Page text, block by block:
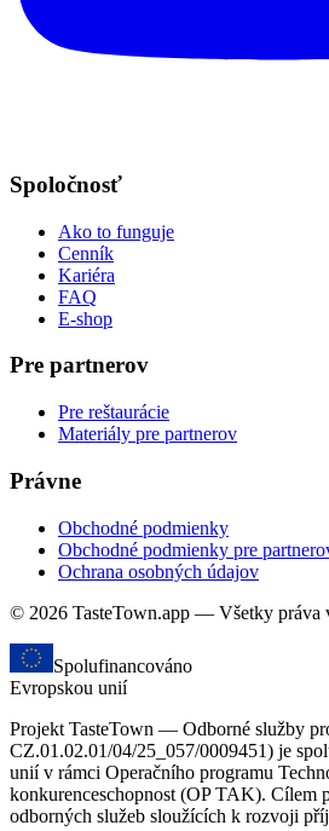
Spoločnosť
Ako to funguje
Cenník
Kariéra
FAQ
E-shop
Pre partnerov
Pre reštaurácie
Materiály pre partnerov
Právne
Obchodné podmienky
Obchodné podmienky pre
Ochrana osobných údajov
© 2026 TasteTown.app — Všetky práva
Spolufinancováno
Evropskou unií
Projekt TasteTown — Odborné služby
CZ.01.02.01/04/25_057/0009451) je
unií v rámci Operačního programu
konkurenceschopnost (OP TAK). Cílem
odborných služeb sloužících k rozvoji